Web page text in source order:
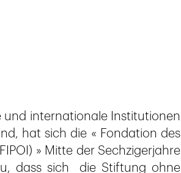
und internationale Institutionen
hat sich die « Fondation des
» Mitte der Sechzigerjahre
dass sich die Stiftung ohne